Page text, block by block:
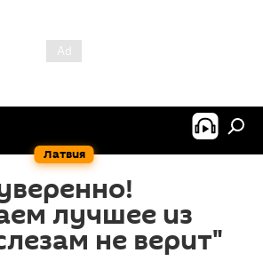
Латвия
лучшее из
не верит"